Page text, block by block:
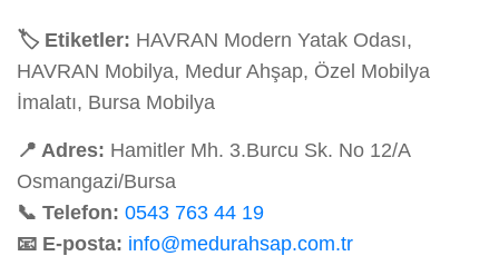
🏷️ Etiketler: HAVRAN Modern Yatak Odası,
HAVRAN Mobilya, Medur Ahşap, Özel Mobilya
İmalatı, Bursa Mobilya
📍 Adres: Hamitler Mh. 3.Burcu Sk. No 12/A
Osmangazi/Bursa
📞 Telefon: 0543 763 44 19
📧 E-posta: info@medurahsap.com.tr